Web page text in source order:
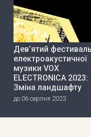
Дев’ятий фестиваль
електроакустичної
музики VOX
ELECTRONICA 2023:
Зміна ландшафту
до 06 серпня 2023